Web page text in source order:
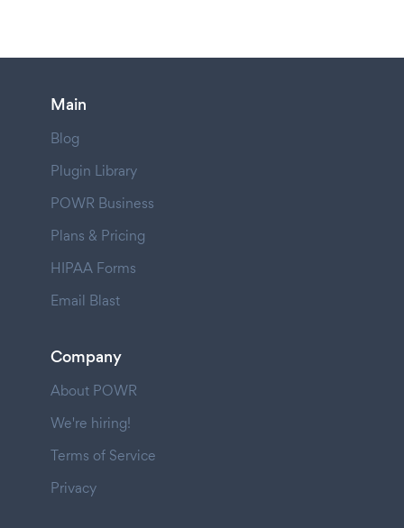
Main
Blog
Plugin Library
POWR Business
Plans & Pricing
HIPAA Forms
Email Blast
Company
About POWR
We're hiring!
Terms of Service
Privacy